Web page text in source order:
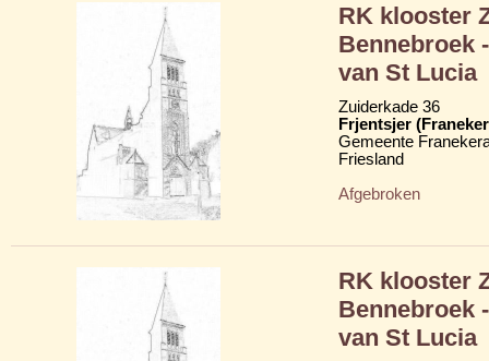
RK klooster
Bennebroek
van St Lucia
Zuiderkade 36
Frjentsjer
Gemeente
Friesland
Afgebroken
RK klooster
Bennebroek
van St Lucia